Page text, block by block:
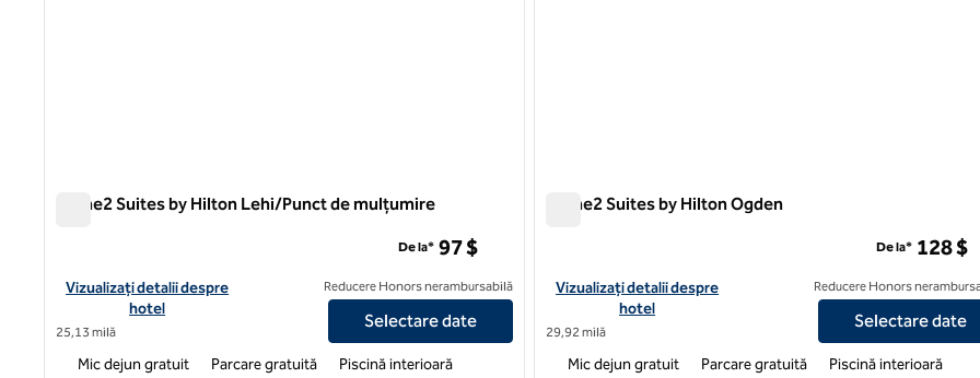
Home2 Suites by Hilton Lehi/Punct de mulțumire
Vizualizați detaliile hotelului pentru Home2 Suites by Hilton Lehi/Punct de mulțumire
Vizualizați detalii despre
hotel
25,13 milă
De la* 97 $
Reducere Honors nerambursabilă
Selectare date
Mic dejun gratuit Parcare gratuită Piscină interioară
Home2 Suites by Hilton Ogden
Vizualizați detaliile hotelului pentru Home2 Suites by Hilton
Vizualizați detalii despre
hotel
29,92 milă
De la* 128 $
Reducere Honors
Selectare date
Mic dejun gratuit Parcare gratuită Piscină interioară